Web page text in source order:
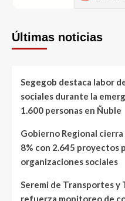
Últimas noticias
Segegob destaca labor
sociales durante la
1.600 personas en Ñuble
Gobierno Regional
8% con 2.645 proyectos
organizaciones sociales
Seremi de Transportes y
refuerza monitoreo de